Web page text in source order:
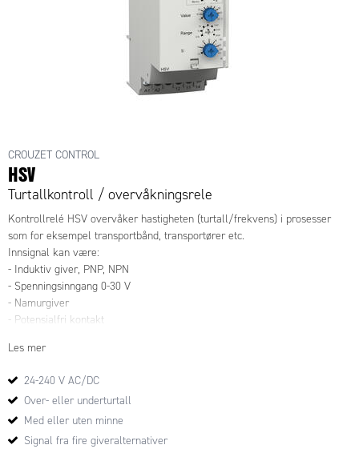
CROUZET CONTROL
HSV
Turtallkontroll / overvåkningsrele
Kontrollrelé HSV overvåker hastigheten (turtall/frekvens) i prosesser
som for eksempel transportbånd, transportører etc.
Innsignal kan være:
- Induktiv giver, PNP, NPN
- Spenningsinngang 0-30 V
- Namurgiver
- Potensialfri kontakt
Reléet kan benyttes til overvåking av for høyt eller lavt turtall.
(høyt/lavt signal).
Hastighetskontrollen skjer gjennom måling av tiden mellom pulsene
(stigende-/fallende flanke).
Les mer
24-240 V AC/DC
Over- eller underturtall
Med eller uten minne
Signal fra fire giveralternativer